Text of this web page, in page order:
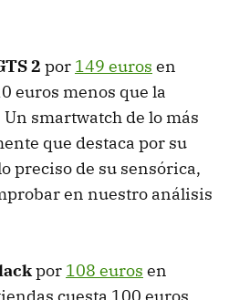
2 por 149 euros en
euros menos que la
smartwatch de lo más
que destaca por su
preciso de su sensórica,
en nuestro análisis
por 108 euros en